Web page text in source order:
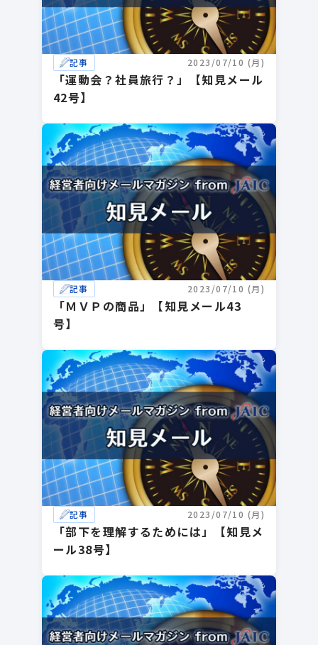
記事 2023/07/10 (月)
「運動会？社員旅行？」【知見メール
42号】
記事 2023/07/10 (月)
「ＭＶＰの商品」【知見メール43
号】
記事 2023/07/10 (月)
「部下を理解するためには」【知見メ
ール38号】